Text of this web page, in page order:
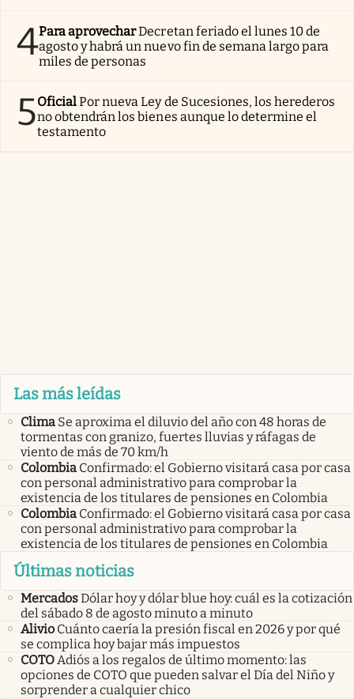
4Para aprovecharDecretan feriado el lunes 10 de
agosto y habrá un nuevo fin de semana largo para
miles de personas
5OficialPor nueva Ley de Sucesiones, los herederos
no obtendrán los bienes aunque lo determine el
testamento
Las más leídas
Clima Se aproxima el diluvio del año con 48 horas de
tormentas con granizo, fuertes lluvias y ráfagas de
viento de más de 70 km/h
Colombia Confirmado: el Gobierno visitará casa por casa
con personal administrativo para comprobar la
existencia de los titulares de pensiones en Colombia
Colombia Confirmado: el Gobierno visitará casa por casa
con personal administrativo para comprobar la
existencia de los titulares de pensiones en Colombia
Últimas noticias
MercadosDólar hoy y dólar blue hoy: cuál es la cotización
del sábado 8 de agosto minuto a minuto
Alivio Cuánto caería la presión fiscal en 2026 y por qué
se complica hoy bajar más impuestos
COTOAdiós a los regalos de último momento: las
opciones de COTO que pueden salvar el Día del Niño y
sorprender a cualquier chico